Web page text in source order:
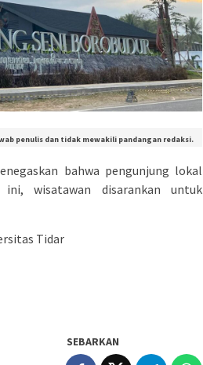
penulis dan tidak mewakili pandangan redaksi.
bahwa pengunjung lokal
wisatawan disarankan untuk
Tidar
SEBARKAN